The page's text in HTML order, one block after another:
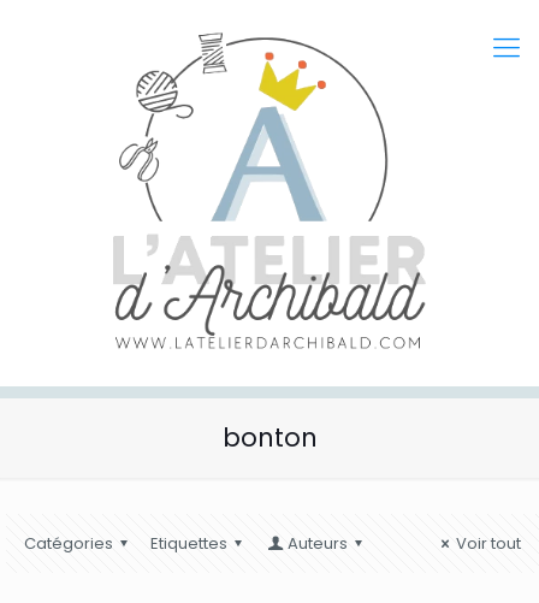
bonton
Catégories Etiquettes Auteurs Voir tout